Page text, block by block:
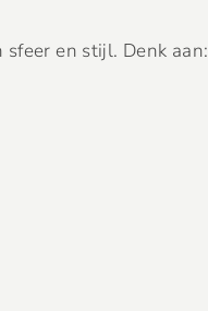
en stijl. Denk aan: